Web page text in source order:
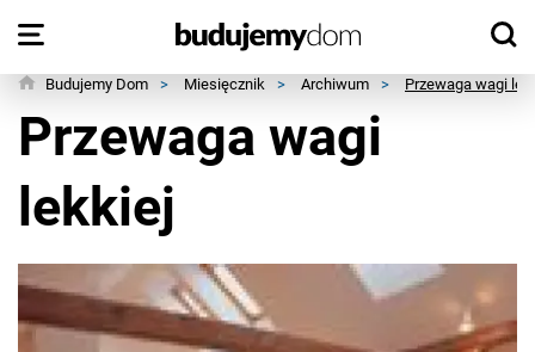
Budujemy Dom > Miesięcznik > Archiwum > Przewaga wagi
Przewaga wagi
lekkiej